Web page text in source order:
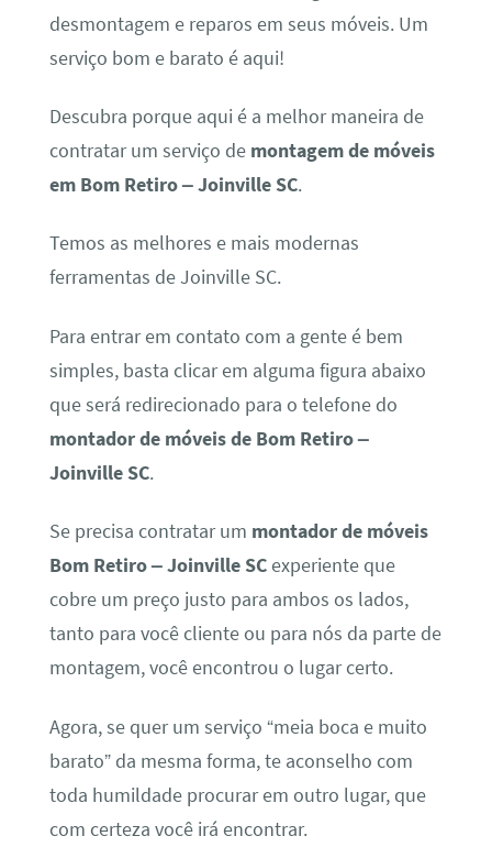
desmontagem e reparos em seus móveis. Um
serviço bom e barato é aqui!
Descubra porque aqui é a melhor maneira de
contratar um serviço de montagem de móveis
em Bom Retiro – Joinville SC.
Temos as melhores e mais modernas
ferramentas de Joinville SC.
Para entrar em contato com a gente é bem
simples, basta clicar em alguma figura abaixo
que será redirecionado para o telefone do
montador de móveis de Bom Retiro –
Joinville SC.
Se precisa contratar um montador de móveis
Bom Retiro – Joinville SCexperiente que
cobre um preço justo para ambos os lados,
tanto para você cliente ou para nós da parte de
montagem, você encontrou o lugar certo.
Agora, se quer um serviço “meia boca e muito
barato” da mesma forma, te aconselho com
toda humildade procurar em outro lugar, que
com certeza você irá encontrar.